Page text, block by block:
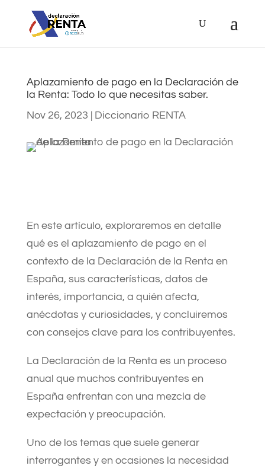
Aplazamiento de pago en la Declaración de
la Renta: Todo lo que necesitas saber.
Nov 26, 2023 | Diccionario RENTA
En este artículo, exploraremos en detalle
qué es el aplazamiento de pago en el
contexto de la Declaración de la Renta en
España, sus características, datos de
interés, importancia, a quién afecta,
anécdotas y curiosidades, y concluiremos
con consejos clave para los contribuyentes.
La Declaración de la Renta es un proceso
anual que muchos contribuyentes en
España enfrentan con una mezcla de
expectación y preocupación.
Uno de los temas que suele generar
interrogantes y en ocasiones la necesidad